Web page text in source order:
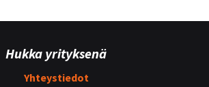
Hukka yrityksenä
Yhteystiedot